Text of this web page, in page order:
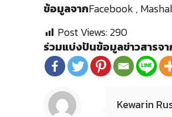
ข้อมูลจากFacebook ,
Post Views:290
ร่วมแบ่งปันข้อมูลข่าวสารจ
Kewarin